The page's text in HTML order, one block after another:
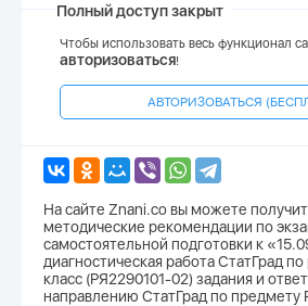
Полный доступ закрыт
Чтобы использовать весь функционал
авторизоваться!
АВТОРИЗОВАТЬСЯ
На сайте Znani.co вы можете
методические рекомендации по
самостоятельной подготовки к
диагностическая работа СтатГрад
класс (РЯ2290101-02) задания и
направлению СтатГрад по предмету